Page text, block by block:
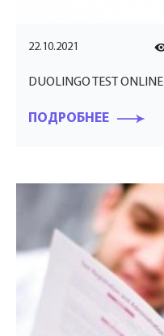
22.10.2021
DUOLINGO TEST ONLINE
ПОДРОБНЕЕ